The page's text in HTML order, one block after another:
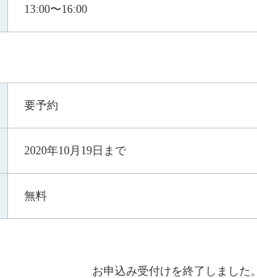
13:00〜16:00
要予約
2020年10月19日まで
無料
お申込み受付けを終了しました。